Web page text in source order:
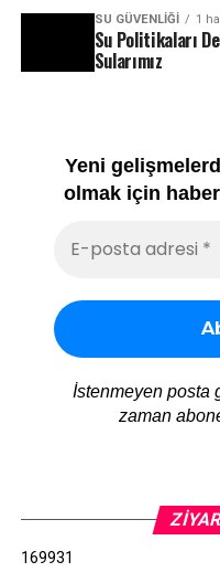
SU GÜVENLIĞI 1
Su Politikaları
Sularımız
Yeni
olmak için
İstenmeyen posta
zaman
169931